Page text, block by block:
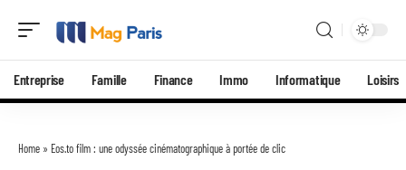
Entreprise Famille Finance Immo Informatique Loisirs
Home » Eos.to film : une odyssée cinématographique à portée de clic